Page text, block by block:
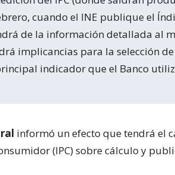
cuando el INE publique el
de la información detallada al
implicancias para la selección
indicador que el Banco
informó un efecto que tendrá el
(IPC) sobre cálculo y